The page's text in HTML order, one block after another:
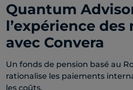
Quantum
l’expérience des
avec Convera
Un fonds de pension basé au
rationalise les paiements
les coûts.